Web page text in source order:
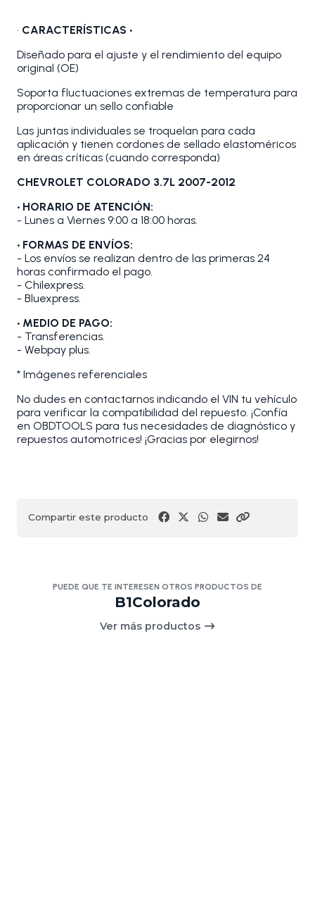
• CARACTERÍSTICAS •
Diseñado para el ajuste y el rendimiento del equipo
original (OE)
Soporta fluctuaciones extremas de temperatura para
proporcionar un sello confiable
Las juntas individuales se troquelan para cada
aplicación y tienen cordones de sellado elastoméricos
en áreas críticas (cuando corresponda)
CHEVROLET COLORADO 3.7L 2007-2012
• HORARIO DE ATENCIÓN:
- Lunes a Viernes 9:00 a 18:00 horas.
• FORMAS DE ENVÍOS:
- Los envíos se realizan dentro de las primeras 24
horas confirmado el pago.
- Chilexpress.
- Bluexpress.
• MEDIO DE PAGO:
- Transferencias.
- Webpay plus.
* Imágenes referenciales
No dudes en contactarnos indicando el VIN tu vehículo
para verificar la compatibilidad del repuesto. ¡Confía
en OBDTOOLS para tus necesidades de diagnóstico y
repuestos automotrices! ¡Gracias por elegirnos!
Compartir este producto
PUEDE QUE TE INTERESEN OTROS PRODUCTOS DE
B1Colorado
Ver más productos